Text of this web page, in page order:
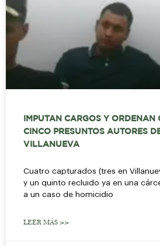
IMPUTAN CARGOS Y ORDENAN
CINCO PRESUNTOS AUTORES
VILLANUEVA
Cuatro capturados (tres en
y un quinto recluido ya en una
a un caso de homicidio
LEER MÁS >>